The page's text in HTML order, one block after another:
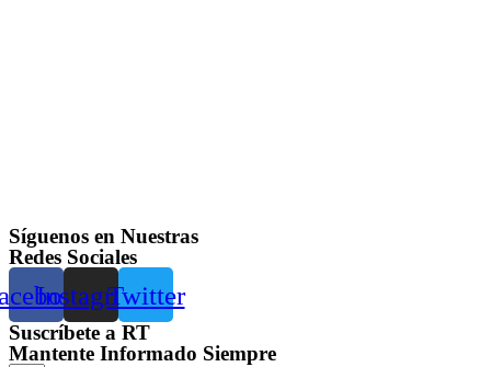
Síguenos en Nuestras
Redes Sociales
InstagramTwitter
Suscríbete a RT
Mantente Informado Siempre